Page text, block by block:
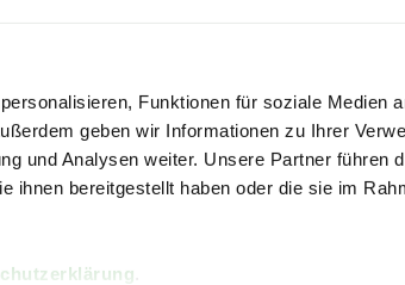
Funktionen für soziale Medien
geben wir Informationen zu Ihrer
und Analysen weiter. Unsere Partner führen
ihnen bereitgestellt haben oder die sie im